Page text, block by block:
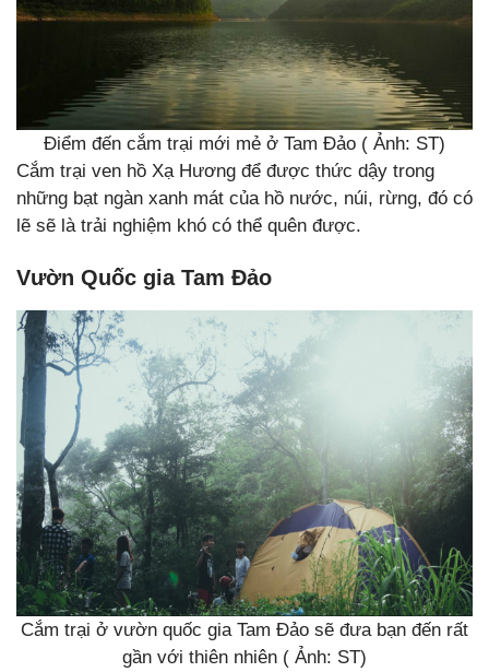
Điểm đến cắm trại mới mẻ ở Tam Đảo ( Ảnh: ST)
Cắm trại ven hồ Xạ Hương để được thức dậy trong
những bạt ngàn xanh mát của hồ nước, núi, rừng, đó có
lẽ sẽ là trải nghiệm khó có thể quên được.
Vườn Quốc gia Tam Đảo
Cắm trại ở vườn quốc gia Tam Đảo sẽ đưa bạn đến rất
gần với thiên nhiên ( Ảnh: ST)